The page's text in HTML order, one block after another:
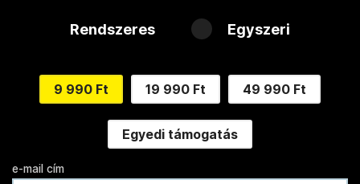
Rendszeres Egyszeri
9 990 Ft 19 990 Ft 49 990 Ft
Egyedi támogatás
e-mail cím